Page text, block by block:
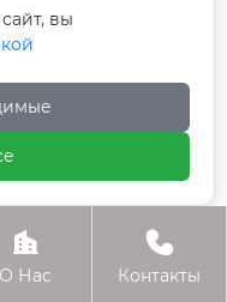
точности 0.5
измерения
Класс 0.2S
точность
нагрузках (от
важно для

О Нас

Контакты
вы